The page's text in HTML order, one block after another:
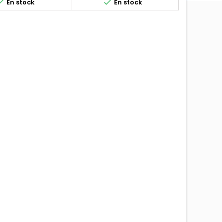
165R14, 165HR14,
165-14, 165 80
En stock
Autres appellations: 165R14,
165HR14, 165/80R14, 165x14, 165-
 En stock